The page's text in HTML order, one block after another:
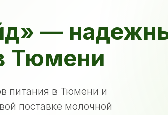
—
Тюмени
питания в Тюмени и
поставке молочной